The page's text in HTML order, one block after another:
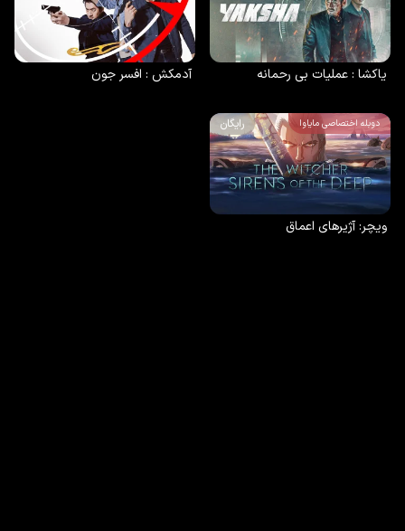
یاکشا : عملیات بی رحمانه آدمکش : افسر جون
دوبله اختصاصی مایاوا رایگان
ویچر: آژیرهای اعماق